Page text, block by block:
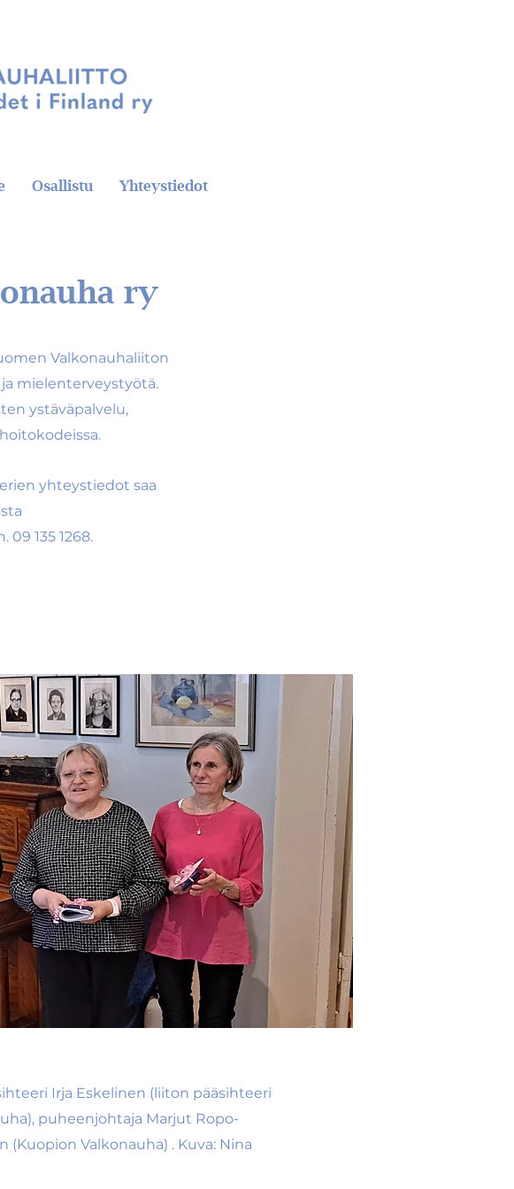
Osallistu Yhteystiedot
ry
Valkonauhaliiton
mielenterveystyötä.
ystäväpalvelu,
yhteystiedot saa
09 135 1268.
Irja Eskelinen (liiton pääsihteeri
puheenjohtaja Marjut Ropo-
(Kuopion Valkonauha) . Kuva: Nina